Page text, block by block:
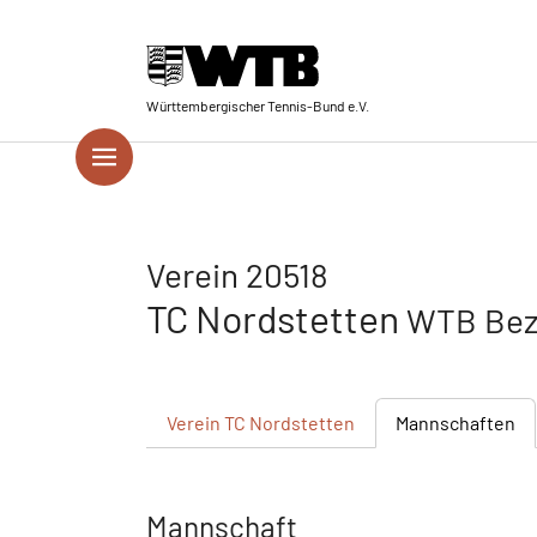
Württembergischer Tennis-Bund e.V.
Verein 20518
TC Nordstetten WTB
Verein TC Nordstetten Mannschaften
Mannschaft